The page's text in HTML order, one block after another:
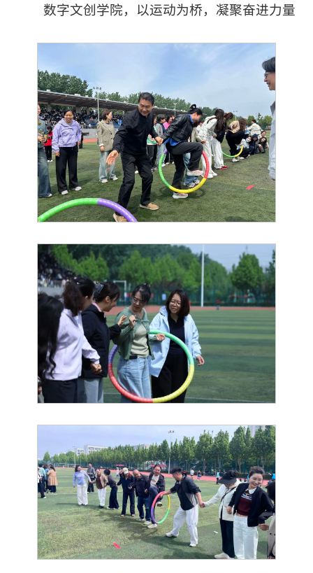
数字文创学院，以运动为桥，凝聚奋进力量